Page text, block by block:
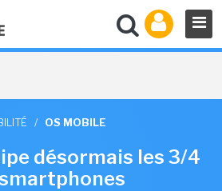
/ OS MOBILE
désormais les 3/4